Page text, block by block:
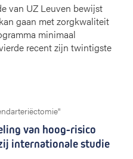
van UZ Leuven bewijst
gaan met zorgkwaliteit
minimaal
recent zijn twintigste
van hoog-risico
internationale studie